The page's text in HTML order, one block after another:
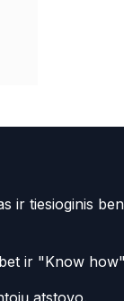
ir tiesioginis
ir "Know how"